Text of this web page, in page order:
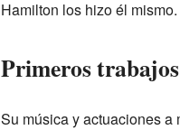
Hamilton los hizo él mismo.
Primeros
Su música y actuaciones